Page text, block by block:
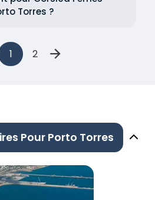
Torres ?
1 2
Pour Porto Torres